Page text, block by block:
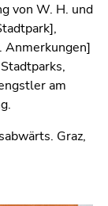
von W. H. und
Anmerkungen]
am
Graz,